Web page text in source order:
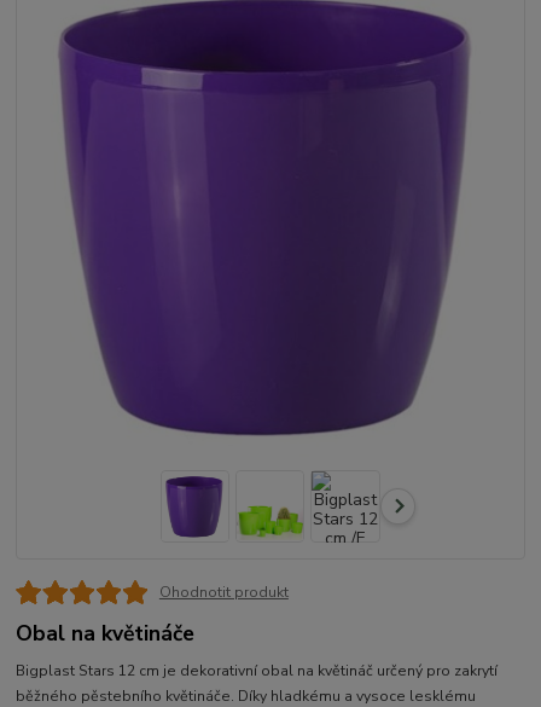
Ohodnotit produkt
Obal na květináče
Bigplast Stars 12 cm je dekorativní obal na květináč určený pro zakrytí
běžného pěstebního květináče. Díky hladkému a vysoce lesklému